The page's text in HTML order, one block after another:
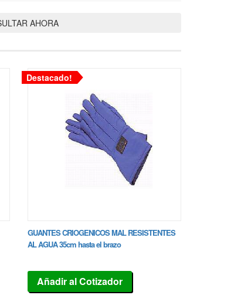
AHORA
Destacado!
GUANTES CRIOGENICOS MAL RESISTENTES
AL AGUA 35cm hasta el brazo
Añadir al Cotizador